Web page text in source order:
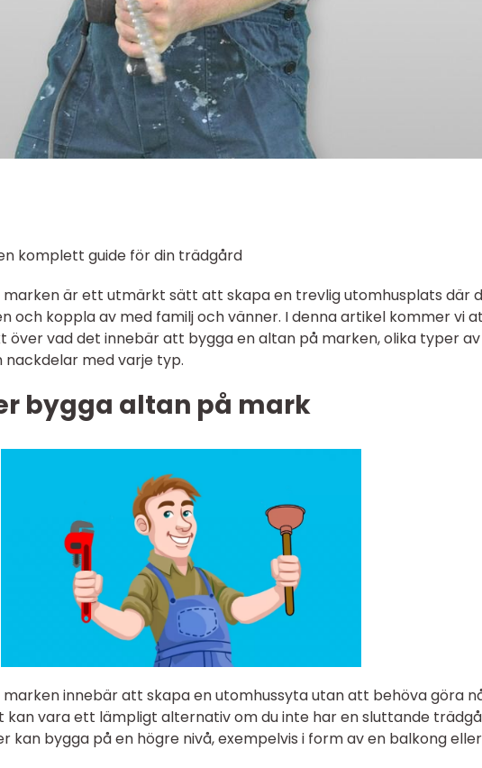
komplett guide för din trädgård
är ett utmärkt sätt att skapa en trevlig utomhusplats där
och koppla av med familj och vänner. I denna artikel kommer vi
över vad det innebär att bygga en altan på marken, olika typer av
med varje typ.
bygga altan på mark
innebär att skapa en utomhussyta utan att behöva göra
kan vara ett lämpligt alternativ om du inte har en sluttande
kan bygga på en högre nivå, exempelvis i form av en balkong eller